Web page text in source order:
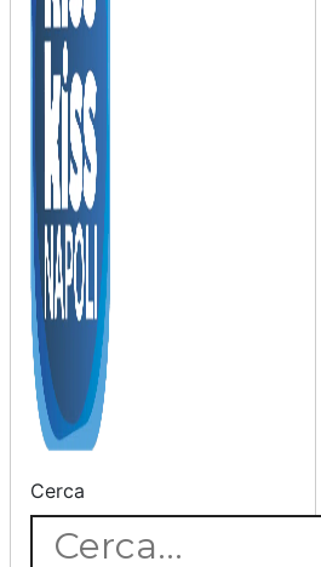
Cerca